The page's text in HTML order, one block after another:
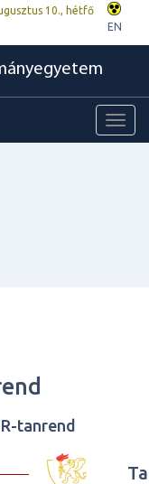
10., hétfő
EN
tanrend